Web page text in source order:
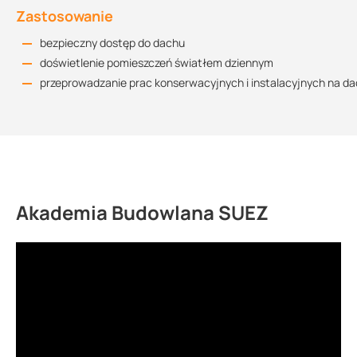
Zastosowanie
bezpieczny dostęp do dachu
doświetlenie pomieszczeń światłem dziennym
przeprowadzanie prac konserwacyjnych i instalacyjnych na
Akademia Budowlana SUEZ